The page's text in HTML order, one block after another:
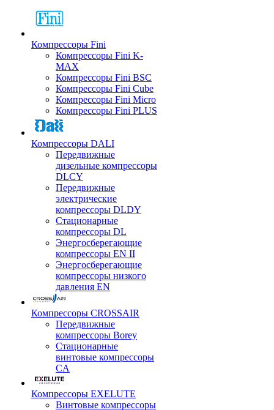
Компрессоры Fini
Компрессоры Fini K-
MAX
Компрессоры Fini BSC
Компрессоры Fini Cube
Компрессоры Fini Micro
Компрессоры Fini PLUS
Компрессоры DALI
Передвижные
дизельные компрессоры
DLCY
Передвижные
электрические
компрессоры DLDY
Стационарные
компрессоры DL
Энергосберегающие
компрессоры EN II
Энергосберегающие
компрессоры низкого
давления EN
Компрессоры CROSSAIR
Передвижные
компрессоры Borey
Стационарные
винтовые компрессоры
CA
Компрессоры EXELUTE
Винтовые компрессоры